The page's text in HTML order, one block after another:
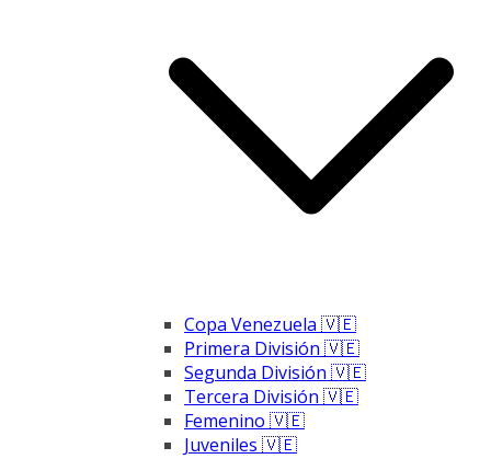
Copa Venezuela 🇻🇪
Primera División 🇻🇪
Segunda División 🇻🇪
Tercera División 🇻🇪
Femenino 🇻🇪
Juveniles 🇻🇪